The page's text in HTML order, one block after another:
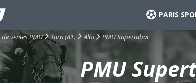
PARIS
de ventes PMU Tarn (81) Albi PMU Supertabac
PMU